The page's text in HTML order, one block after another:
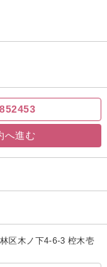
へ進む
区木ノ下4-6-3 椌木壱